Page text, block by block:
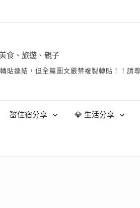
結，但全篇圖文嚴禁複製轉貼！！請
💒住宿分享 💎 生活分享